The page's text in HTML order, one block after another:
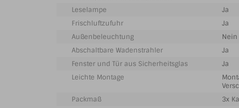
Leselampe
Ja
Frischluftzufuhr
Ja
Außenbeleuchtung
Nein
Abschaltbare Wadenstrahler
Ja
Fenster und Tür aus Sicherheitsglas
Ja
Leichte Montage
Packmaß
3x